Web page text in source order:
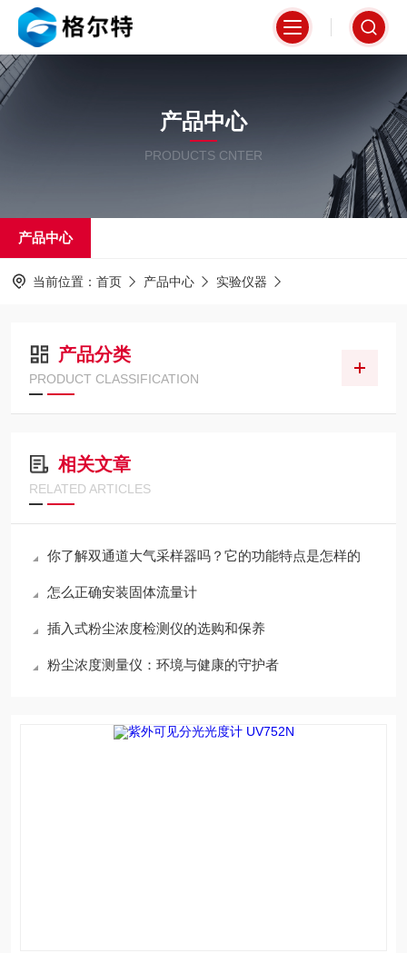
产品中心
PRODUCTS CNTER
产品中心
当前位置： 首页 产品中心 实验仪器
产品分类
PRODUCT CLASSIFICATION
相关文章
RELATED ARTICLES
你了解双通道大气采样器吗？它的功能特点是怎样的
怎么正确安装固体流量计
插入式粉尘浓度检测仪的选购和保养
粉尘浓度测量仪：环境与健康的守护者